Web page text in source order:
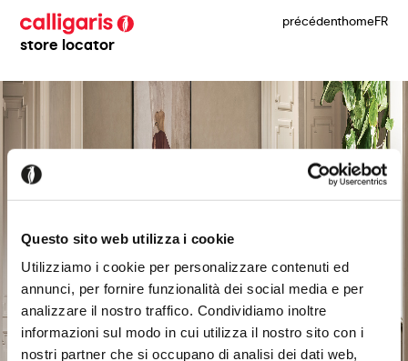
Questo sito web utilizza i cookie
Utilizziamo i cookie per personalizzare contenuti ed
annunci, per fornire funzionalità dei social media e per
analizzare il nostro traffico. Condividiamo inoltre
informazioni sul modo in cui utilizza il nostro sito con i
nostri partner che si occupano di analisi dei dati web,
store locator
précédenthomeFR